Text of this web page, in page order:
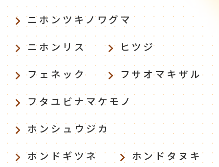
ニホンツキノワグマ
ニホンリス
ヒツジ
フェネック
フサオマキザル
フタユビナマケモノ
ホンシュウジカ
ホンドギツネ
ホンドタヌキ